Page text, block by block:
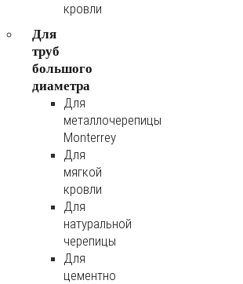
кровли
Для
труб
большого
диаметра
Для
металлочерепицы
Monterrey
Для
мягкой
кровли
Для
натуральной
черепицы
Для
цементно